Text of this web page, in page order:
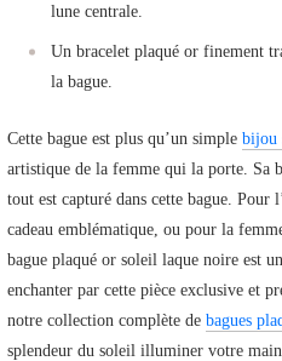
lune centrale.
Un bracelet plaqué or finement
la bague.
Cette bague est plus qu’un simple bijou
artistique de la femme qui la porte. Sa
tout est capturé dans cette bague.
cadeau emblématique, ou pour la
bague plaqué or soleil laque noire est
enchanter par cette pièce exclusive et
notre collection complète de bagues
splendeur du soleil illuminer votre